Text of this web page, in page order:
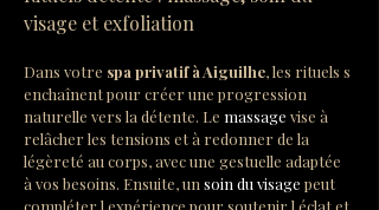
visage et exfoliation
Dans votre spa privatif à Aiguilhe, les rituels s
enchaînent pour créer une progression
naturelle vers la détente. Le massage vise à
relâcher les tensions et à redonner de la
légèreté au corps, avec une gestuelle adaptée
à vos besoins. Ensuite, un soin du visage peut
compléter l expérience pour soutenir l éclat et